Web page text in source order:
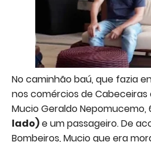
No caminhão baú, que fazia
nos comércios de
Mucio Geraldo Nepomucemo,
lado)e um passageiro. De
Bombeiros, Mucio que era